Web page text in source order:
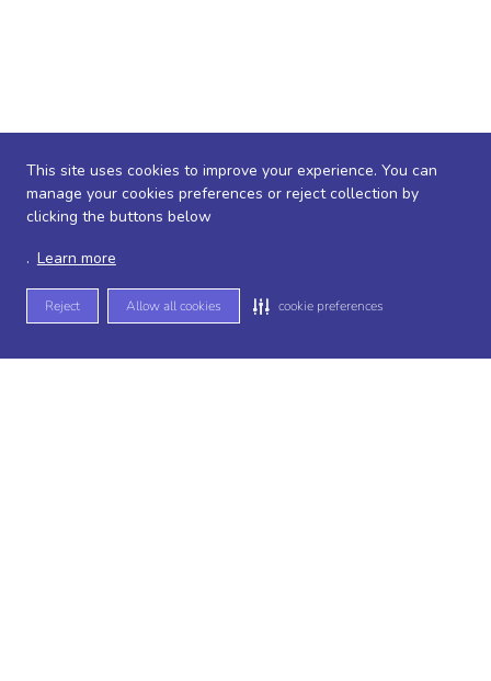
This site uses cookies to improve your experience. You can
manage your cookies preferences or reject collection by
clicking the buttons below
. Learn more
Reject Allow all cookies cookie preferences